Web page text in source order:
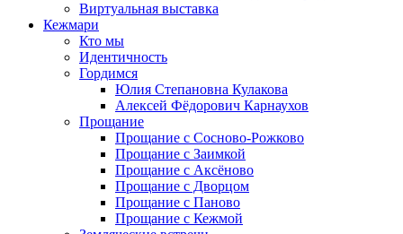
Виртуальная выставка
Кежмари
Кто мы
Идентичность
Гордимся
Юлия Степановна Кулакова
Алексей Фёдорович Карнаухов
Прощание
Прощание с Сосново-Рожково
Прощание с Заимкой
Прощание с Аксёново
Прощание с Дворцом
Прощание с Паново
Прощание с Кежмой